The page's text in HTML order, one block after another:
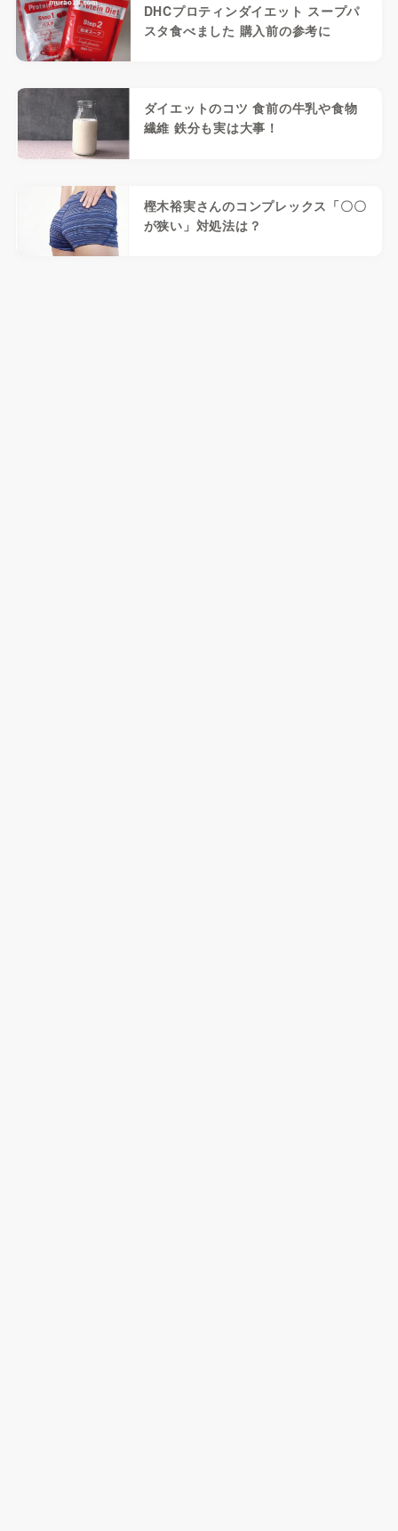
DHCプロティンダイエット スープパ
スタ食べました 購入前の参考に
ダイエットのコツ 食前の牛乳や食物
繊維 鉄分も実は大事！
樫木裕実さんのコンプレックス「〇〇
が狭い」対処法は？